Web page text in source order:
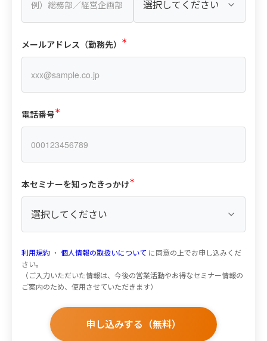
メールアドレス（勤務先） （必須）
電話番号（必須）
本セミナーを知ったきっかけ（必須）
利用規約 ・ 個人情報の取扱いについて に同意の上でお申し込みくだ
さい。
（ご入力いただいた情報は、今後の営業活動やお得なセミナー情報の
ご案内のため、使用させていただきます）
申し込みする（無料）